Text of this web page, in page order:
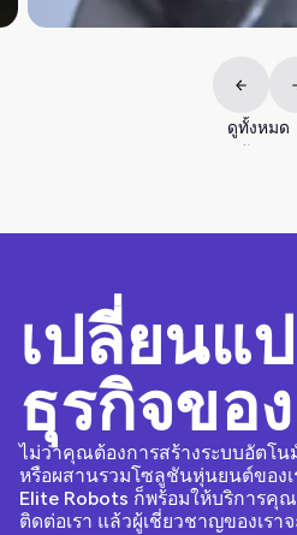
ดูทั้งหมด
เปลี่ยนแ
ธุรกิจขอ
ไม่ว่าคุณต้องการสร้างระบบอัตโน
หรือผสานรวมโซลูชันหุ่นยนต์ของเ
Elite Robots ก็พร้อมให้บริการคุณ
ติดต่อเรา แล้วผู้เชี่ยวชาญของเร